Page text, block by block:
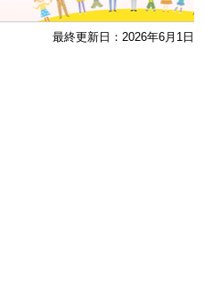
最終更新日：2026年6月1日